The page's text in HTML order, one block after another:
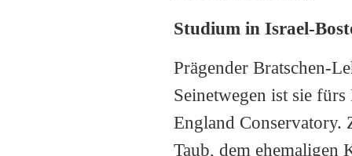
Studium in Israel-
Prägender Bratschen-
Seinetwegen ist sie
England Conservatory.
Taub, dem ehemaligen